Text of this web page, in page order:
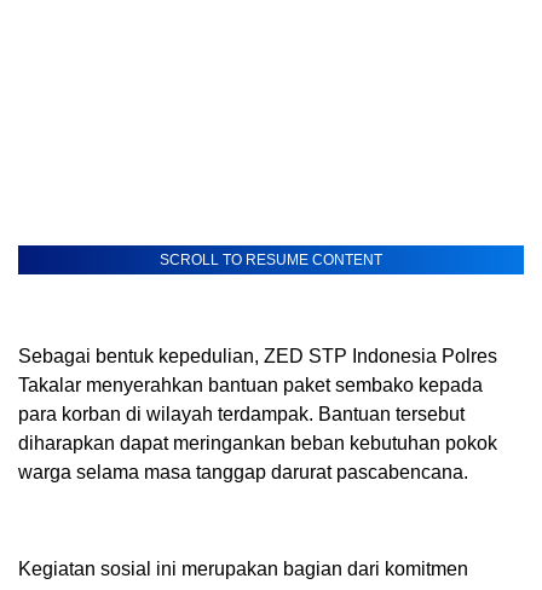
SCROLL TO RESUME CONTENT
Sebagai bentuk kepedulian, ZED STP Indonesia Polres
Takalar menyerahkan bantuan paket sembako kepada
para korban di wilayah terdampak. Bantuan tersebut
diharapkan dapat meringankan beban kebutuhan pokok
warga selama masa tanggap darurat pascabencana.
Kegiatan sosial ini merupakan bagian dari komitmen